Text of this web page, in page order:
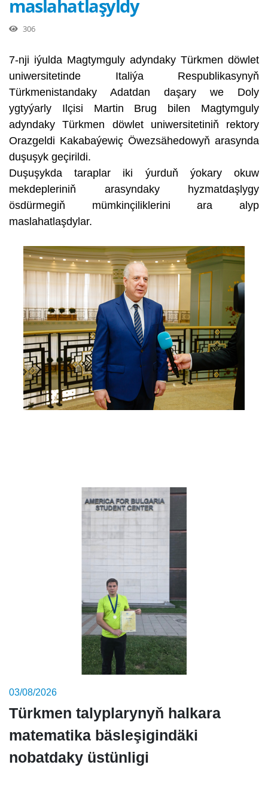
maslahatlaşyldy
306
7-nji iýulda Magtymguly adyndaky Türkmen döwlet
uniwersitetinde Italiýa Respublikasynyň
Türkmenistandaky Adatdan daşary we Doly
ygtyýarly Ilçisi Martin Brug bilen Magtymguly
adyndaky Türkmen döwlet uniwersitetiniň rektory
Orazgeldi Kakabaýewiç Öwezsähedowyň arasynda
duşuşyk geçirildi.
Duşuşykda taraplar iki ýurduň ýokary okuw
mekdepleriniň arasyndaky hyzmatdaşlygy
ösdürmegiň mümkinçiliklerini ara alyp
maslahatlaşdylar.
03/08/2026
Türkmen talyplarynyň halkara
matematika bäsleşigindäki
nobatdaky üstünligi